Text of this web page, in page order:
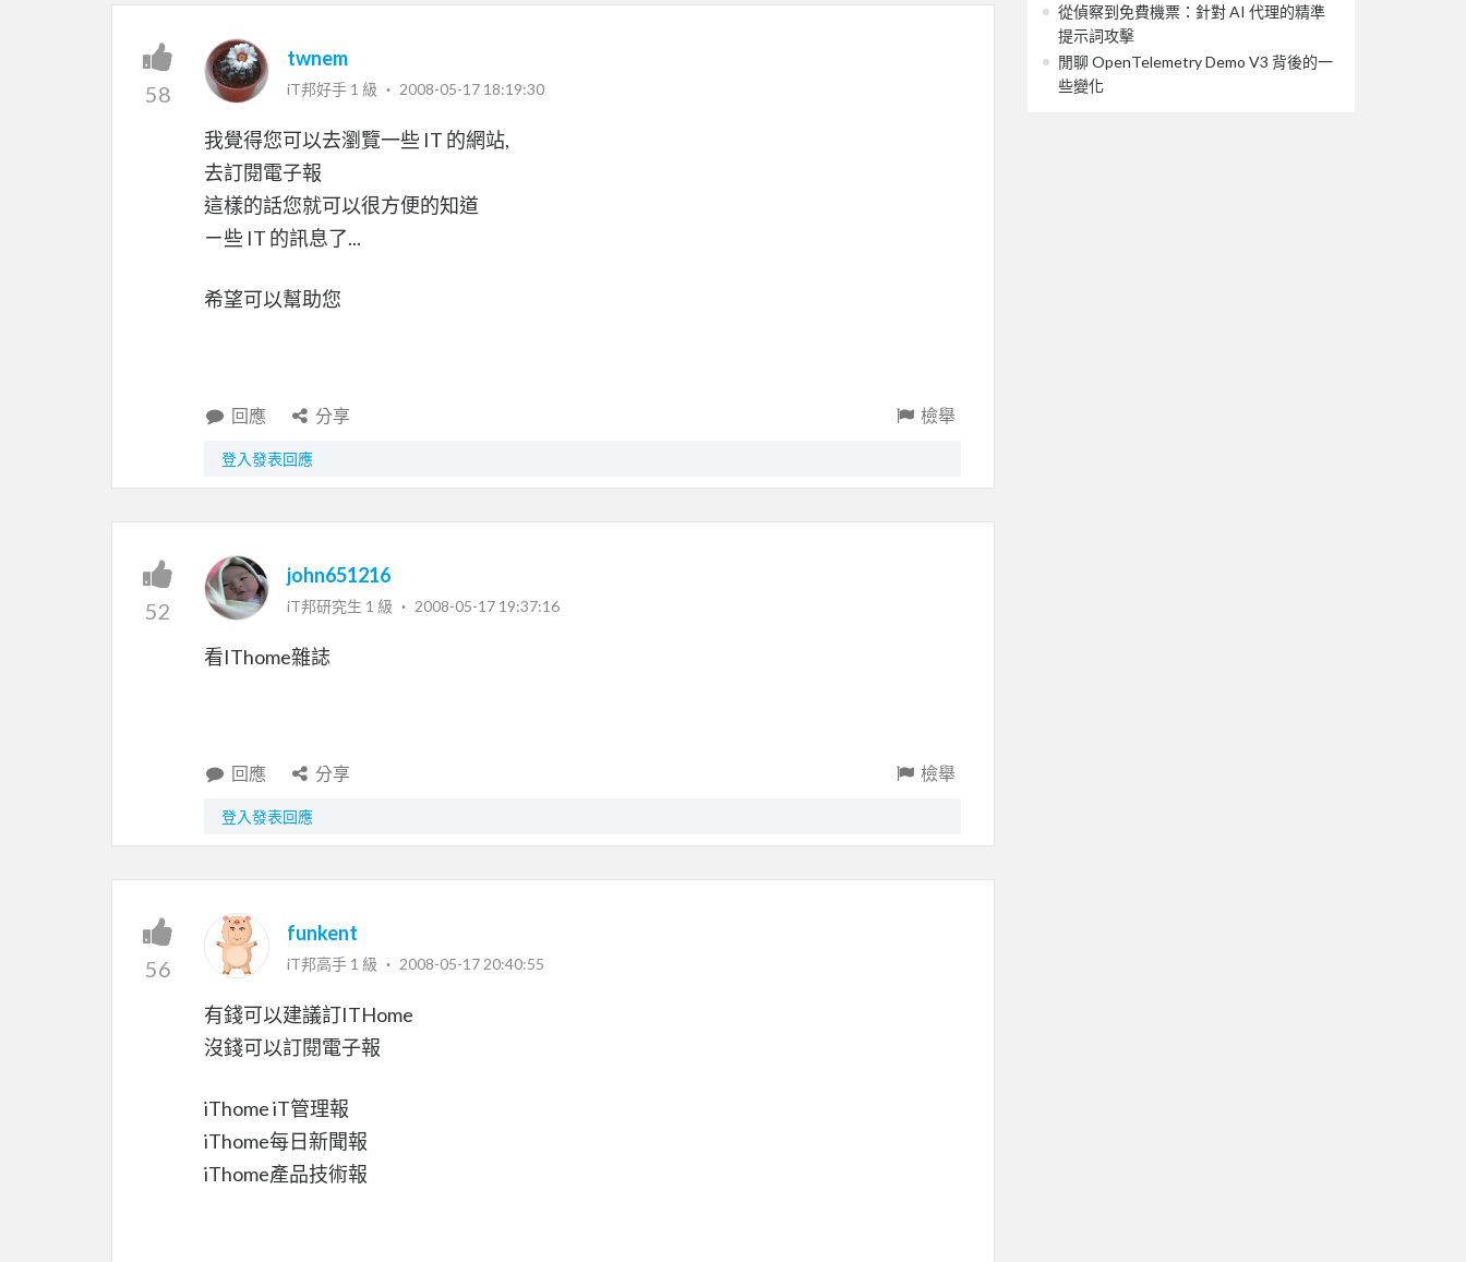
58
twnem
iT邦好手 1 級 ‧ 2008-05-17 18:19:30
我覺得您可以去瀏覽一些 IT 的網站,
去訂閱電子報
這樣的話您就可以很方便的知道
ㄧ些 IT 的訊息了...
希望可以幫助您
回應 分享 檢舉
登入發表回應
52
john651216
iT邦研究生 1 級 ‧ 2008-05-17 19:37:16
看IThome雜誌
回應 分享 檢舉
登入發表回應
56
funkent
iT邦高手 1 級 ‧ 2008-05-17 20:40:55
有錢可以建議訂ITHome
沒錢可以訂閱電子報
iThome iT管理報
iThome每日新聞報
iThome產品技術報
從偵察到免費機票：針對 AI 代理的精準
提示詞攻擊
閒聊 OpenTelemetry Demo V3 背後的一
些變化